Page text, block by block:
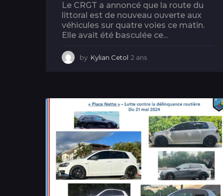
Le CRGT a annoncé que la route du
littoral est de nouveau ouverte aux
véhicules sur quatre voies ce matin.
Elle avait été basculée ce...
by Kylian Cetol 2 ans